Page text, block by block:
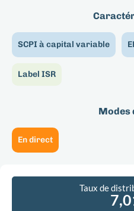
SCPI à capital variable
Label ISR
Modes
En direct
Taux de